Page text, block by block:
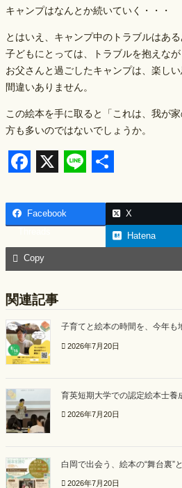
キャンプはなんとか続いていく・・・
とはいえ、キャンプ中のトラブルはある
子どもにとっては、トラブルを抱えなが
お父さんと過ごしたキャンプは、楽しい
間違いありません。
この絵本を手に取ると「これは、我が
方も多いのではないでしょうか。
a
c
e
b
o
o
k
i
n
e
h
a
r
e
Facebook X
Hatena
Copy
関連記事
子育てと絵本の時間を、今年も
2026年7月20日
育英短期大学での認定絵本士養
2026年7月20日
白岡で出会う、絵本の“舞台裏”
2026年7月20日